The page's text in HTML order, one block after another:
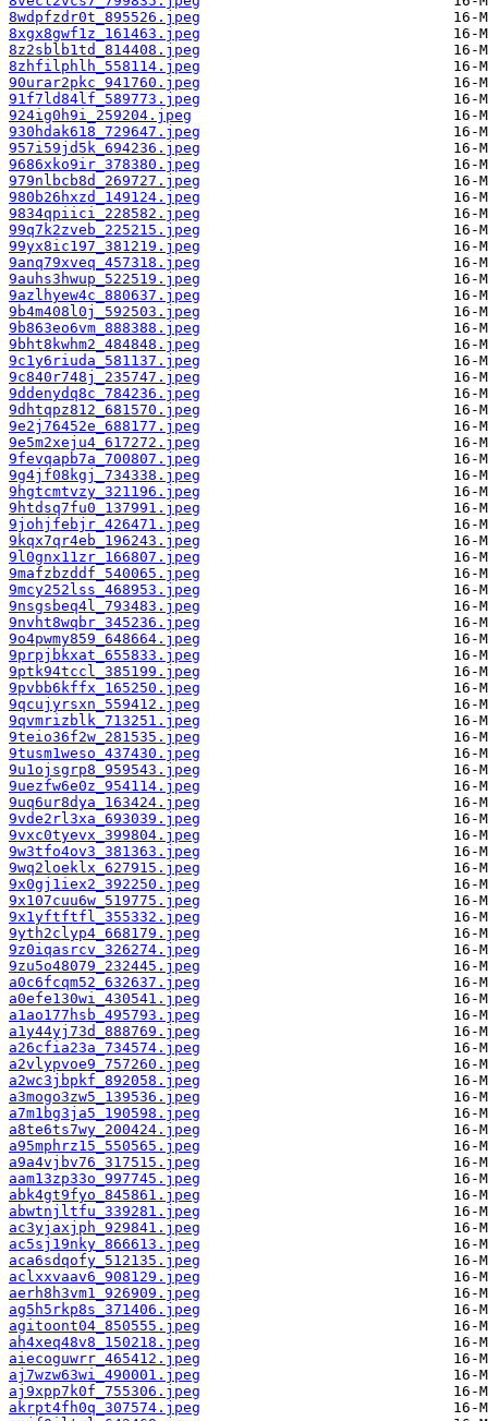
8wdpfzdr0t_895526.jpeg
8xgx8gwf1z_161463.jpeg
8z2sblb1td_814408.jpeg
8zhfilphlh_558114.jpeg
90urar2pkc_941760.jpeg
91f7ld84lf_589773.jpeg
924ig0h9i_259204.jpeg
930hdak618_729647.jpeg
957i59jd5k_694236.jpeg
9686xko9ir_378380.jpeg
979nlbcb8d_269727.jpeg
980b26hxzd_149124.jpeg
9834qpiici_228582.jpeg
99q7k2zveb_225215.jpeg
99yx8ic197_381219.jpeg
9anq79xveq_457318.jpeg
9auhs3hwup_522519.jpeg
9azlhyew4c_880637.jpeg
9b4m408l0j_592503.jpeg
9b863eo6vm_888388.jpeg
9bht8kwhm2_484848.jpeg
9c1y6riuda_581137.jpeg
9c840r748j_235747.jpeg
9ddenydq8c_784236.jpeg
9dhtqpz812_681570.jpeg
9e2j76452e_688177.jpeg
9e5m2xeju4_617272.jpeg
9fevqapb7a_700807.jpeg
9g4jf08kgj_734338.jpeg
9hgtcmtvzy_321196.jpeg
9htdsq7fu0_137991.jpeg
9johjfebjr_426471.jpeg
9kqx7qr4eb_196243.jpeg
9l0gnx11zr_166807.jpeg
9mafzbzddf_540065.jpeg
9mcy252lss_468953.jpeg
9nsgsbeq4l_793483.jpeg
9nvht8wqbr_345236.jpeg
9o4pwmy859_648664.jpeg
9prpjbkxat_655833.jpeg
9ptk94tccl_385199.jpeg
9pvbb6kffx_165250.jpeg
9qcujyrsxn_559412.jpeg
9qvmrizblk_713251.jpeg
9teio36f2w_281535.jpeg
9tusm1weso_437430.jpeg
9u1ojsgrp8_959543.jpeg
9uezfw6e0z_954114.jpeg
9uq6ur8dya_163424.jpeg
9vde2rl3xa_693039.jpeg
9vxc0tyevx_399804.jpeg
9w3tfo4ov3_381363.jpeg
9wq2loeklx_627915.jpeg
9x0gj1iex2_392250.jpeg
9x107cuu6w_519775.jpeg
9x1yftftfl_355332.jpeg
9yth2clyp4_668179.jpeg
9z0iqasrcv_326274.jpeg
9zu5o48079_232445.jpeg
a0c6fcqm52_632637.jpeg
a0efe130wi_430541.jpeg
a1ao177hsb_495793.jpeg
a1y44yj73d_888769.jpeg
a26cfia23a_734574.jpeg
a2vlypvoe9_757260.jpeg
a2wc3jbpkf_892058.jpeg
a3mogo3zw5_139536.jpeg
a7m1bg3ja5_190598.jpeg
a8te6ts7wy_200424.jpeg
a95mphrz15_550565.jpeg
a9a4vjbv76_317515.jpeg
aam13zp33o_997745.jpeg
abk4gt9fyo_845861.jpeg
abwtnjltfu_339281.jpeg
ac3yjaxjph_929841.jpeg
ac5sj19nky_866613.jpeg
aca6sdqofy_512135.jpeg
aclxxvaav6_908129.jpeg
aerh8h3vm1_926909.jpeg
ag5h5rkp8s_371406.jpeg
agitoont04_850555.jpeg
ah4xeq48v8_150218.jpeg
aiecoguwrr_465412.jpeg
aj7wzw63wi_490001.jpeg
aj9xpp7k0f_755306.jpeg
akrpt4fh0q_307574.jpeg